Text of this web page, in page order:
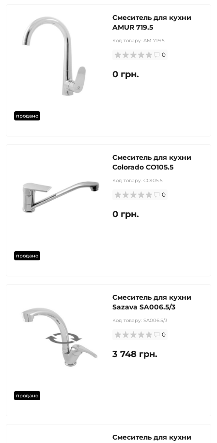
продано
Смеситель для кухни
AMUR 719.5
Код товару: AM 719.5
0
0 грн.
продано
Смеситель для кухни
Colorado CO105.5
Код товару: CO105.5
0
0 грн.
продано
Смеситель для кухни
Sazava SA006.5/3
Код товару: SA006.5/3
0
3 748 грн.
Смеситель для кухни